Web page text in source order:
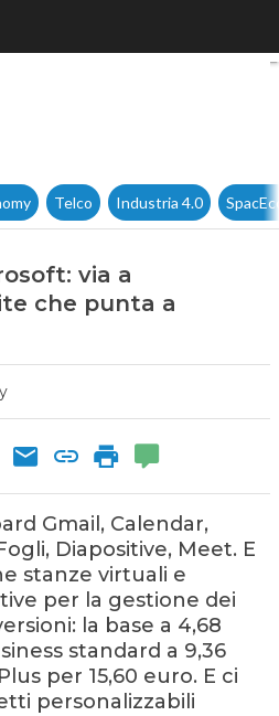
sfida Microsoft: via a
Telco Industria 4.0
via a
che punta a
Gmail, Calendar,
Diapositive, Meet. E
stanze virtuali e
per la gestione dei
la base a 4,68
standard a 9,36
per 15,60 euro. E ci
personalizzabili